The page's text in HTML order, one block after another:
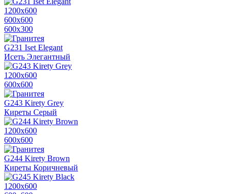
1200х600
600х600
600x300
G231 Iset Elegant
Исеть Элегантный
1200х600
600х600
G243 Kirety Grey
Киреты Серый
1200х600
600х600
G244 Kirety Brown
Киреты Коричневый
1200х600